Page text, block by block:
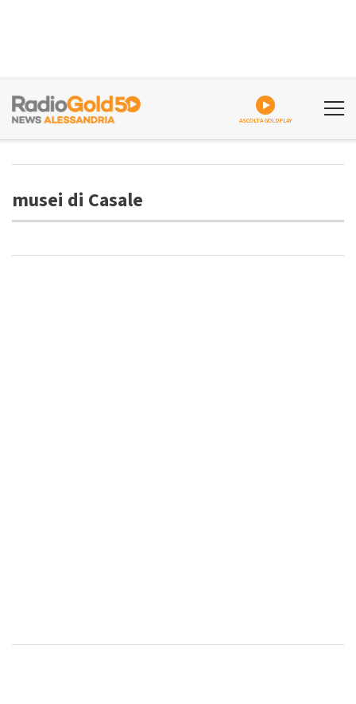
ASCOLTA GOLDPLAY
musei di Casale